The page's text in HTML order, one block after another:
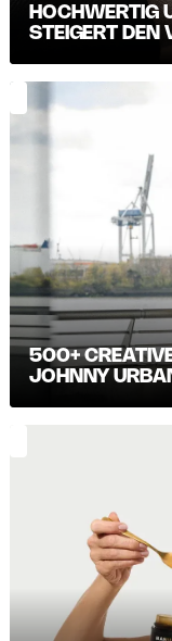
HOCHWERTIG
STEIGERT DEN
500+
JOHNNY